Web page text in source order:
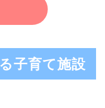
子育て施設